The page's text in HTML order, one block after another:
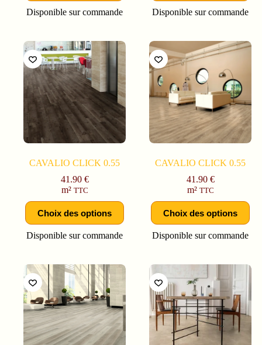
Disponible sur commande Disponible sur commande
CAVALIO CLICK 0.55
41.90 €
m² TTC
Choix des options
Disponible sur commande
CAVALIO CLICK 0.55
41.90 €
m² TTC
Choix des options
Disponible sur commande